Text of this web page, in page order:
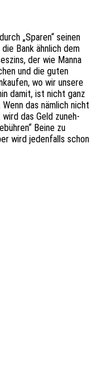
„Sparen“ seinen
Bank ähnlich dem
der wie Manna
und die guten
wo wir unsere
damit, ist nicht ganz
das nämlich nicht
das Geld zuneh­
Beine zu
wird jeden­falls schon